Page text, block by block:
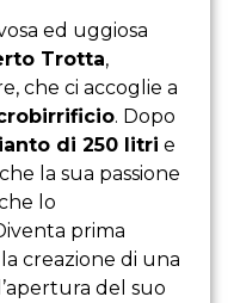
ed uggiosa
Trotta,
che ci accoglie a
. Dopo
di 250 litri e
la sua passione
lo
prima
creazione di una
del suo